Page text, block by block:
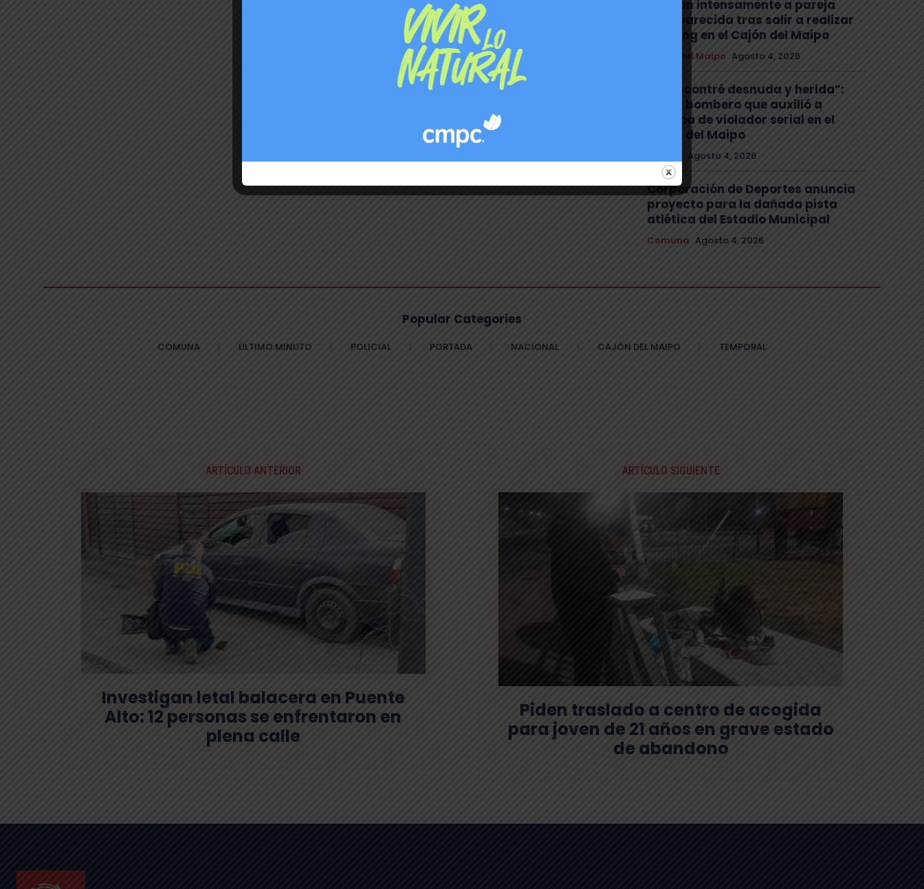
Buscan intensamente a pareja
desaparecida tras salir a realizar
trekking en el Cajón del Maipo
Cajón Del Maipo Agosto 4, 2026
“La encontré desnuda y herida”:
habla bombero que auxilió a
víctima de violador serial en el
Cajón del Maipo
Agosto 4, 2026
Corporación de Deportes anuncia
proyecto para la dañada pista
atlética del Estadio Municipal
Comuna Agosto 4, 2026
Popular Categories
COMUNA ÚLTIMO MINUTO POLICIAL PORTADA NACIONAL CAJÓN DEL MAIPO TEMPORAL
ARTÍCULO ANTERIOR
Investigan letal balacera en Puente
Alto: 12 personas se enfrentaron en
plena calle
ARTÍCULO SIGUIENTE
Piden traslado a centro de acogida
para joven de 21 años en grave estado
de abandono